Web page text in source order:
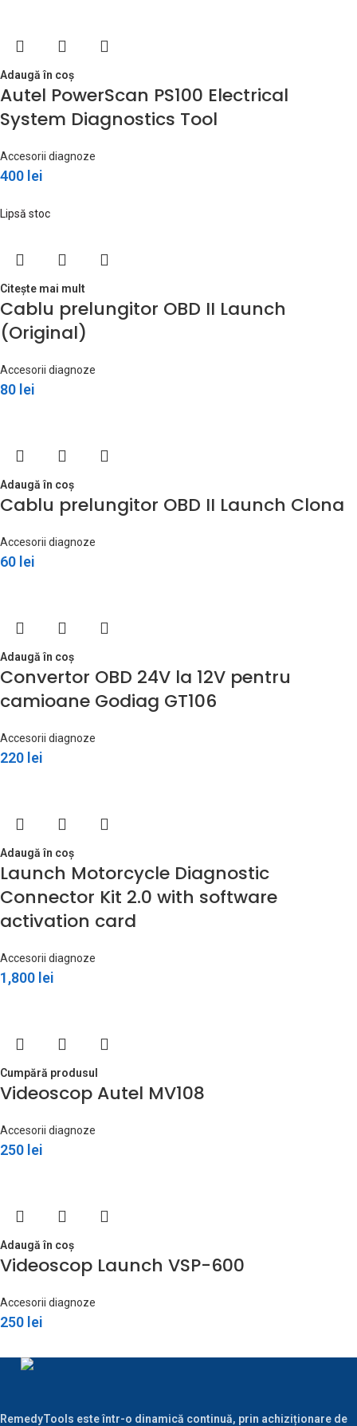
Adaugă în coș
Autel PowerScan PS100 Electrical
System Diagnostics Tool
Accesorii diagnoze
400 lei
Lipsă stoc
Citește mai mult
Cablu prelungitor OBD II Launch
(Original)
Accesorii diagnoze
80 lei
Adaugă în coș
Cablu prelungitor OBD II Launch Clona
Accesorii diagnoze
60 lei
Adaugă în coș
Convertor OBD 24V la 12V pentru
camioane Godiag GT106
Accesorii diagnoze
220 lei
Adaugă în coș
Launch Motorcycle Diagnostic
Connector Kit 2.0 with software
activation card
Accesorii diagnoze
1,800 lei
Cumpără produsul
Videoscop Autel MV108
Accesorii diagnoze
250 lei
Adaugă în coș
Videoscop Launch VSP-600
Accesorii diagnoze
250 lei
RemedyTools este într-o dinamică continuă, prin achiziționare de